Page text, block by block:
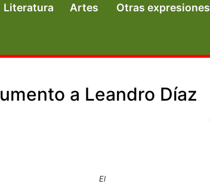
Literatura Artes Otras expresiones
a Leandro Díaz
El